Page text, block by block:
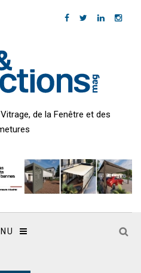
de la Fenêtre et des